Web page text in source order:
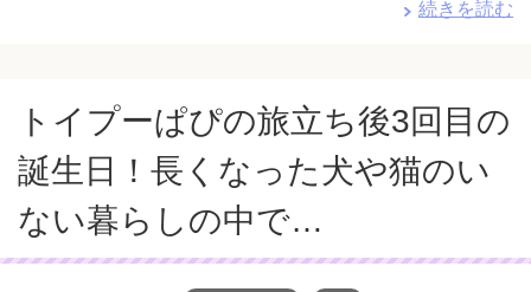
続きを読む
トイプーぱぴの旅立ち後3回目の
誕生日！長くなった犬や猫のい
ない暮らしの中で…